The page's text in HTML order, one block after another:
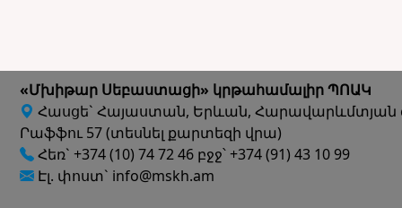
«Մխիթար Սեբաստացի» կրթահամալիր ՊՈԱԿ
Հասցե` Հայաստան, Երևան, Հարավարևմտյան
Րաֆֆու 57 (տեսնել քարտեզի վրա)
Հեռ` +374 (10) 74 72 46 բջջ՝ +374 (91) 43 10 99
Էլ. փոստ` info@mskh.am